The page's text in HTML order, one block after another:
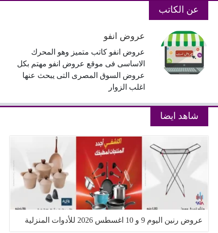
عن الكاتب
عروض انفو
عروض انفو كاتب متميز وهو المحرك
الاساسى فى موقع عروض انفو مهتم بكل
عروض السوق المصرى التى يبحث عنها
اغلب الزوار
شاهد ايضا
عروض رنين اليوم 9 و 10 اغسطس 2026 للأدوات المنزلية